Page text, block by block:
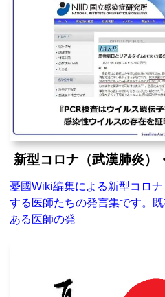
新型コロナ（武漢肺炎）
憂國Wiki編集による新型コロ
する医師たちの発言集です。
ある医師の発